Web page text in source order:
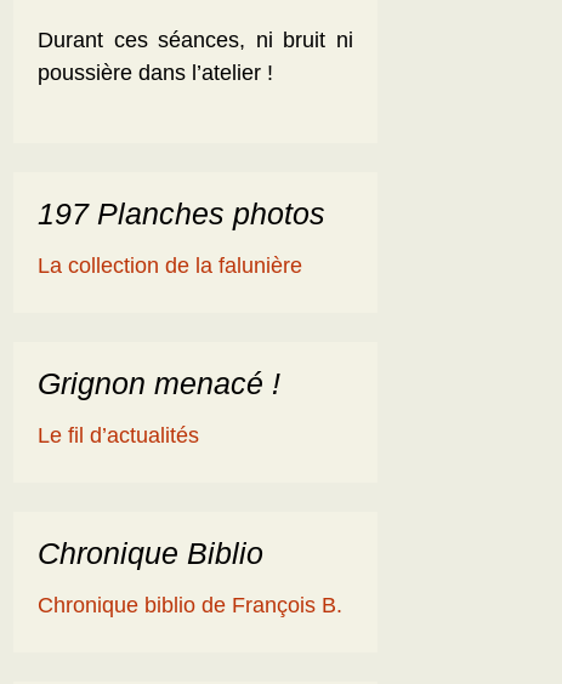
Durant ces séances, ni bruit ni
poussière dans l’atelier !
197 Planches photos
La collection de la falunière
Grignon menacé !
Le fil d’actualités
Chronique Biblio
Chronique biblio de François B.